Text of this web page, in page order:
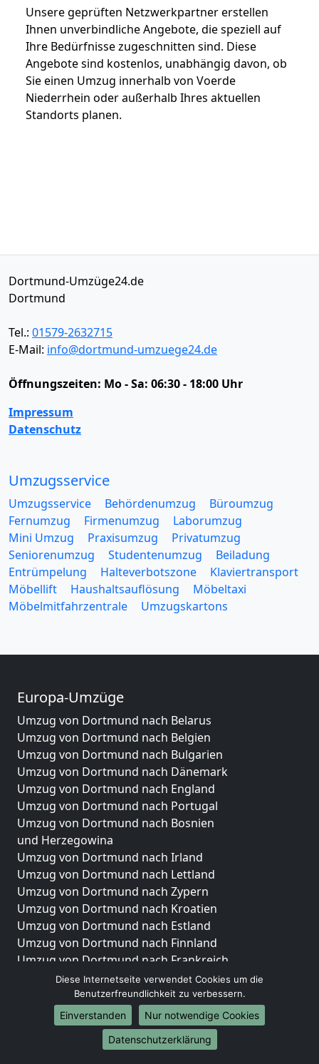
Unsere geprüften Netzwerkpartner erstellen
Ihnen unverbindliche Angebote, die speziell auf
Ihre Bedürfnisse zugeschnitten sind. Diese
Angebote sind kostenlos, unabhängig davon, ob
Sie einen Umzug innerhalb von Voerde
Niederrhein oder außerhalb Ihres aktuellen
Standorts planen.
Dortmund-Umzüge24.de
Dortmund
Tel.: 01579-2632715
E-Mail: info@dortmund-umzuege24.de
Öffnungszeiten: Mo - Sa: 06:30 - 18:00 Uhr
Impressum
Datenschutz
Umzugsservice
Umzugsservice Behördenumzug
Büroumzug
Fernumzug
Firmenumzug
Laborumzug
Mini Umzug
Praxisumzug
Privatumzug
Seniorenumzug
Studentenumzug
Beiladung
Entrümpelung
Halteverbotszone
Klaviertransport
Möbellift
Haushaltsauflösung
Möbeltaxi
Möbelmitfahrzentrale
Umzugskartons
Europa-Umzüge
Umzug von Dortmund nach Belarus
Umzug von Dortmund nach Belgien
Umzug von Dortmund nach Bulgarien
Umzug von Dortmund nach Dänemark
Umzug von Dortmund nach England
Umzug von Dortmund nach Portugal
Umzug von Dortmund nach Bosnien
und Herzegowina
Umzug von Dortmund nach Irland
Umzug von Dortmund nach Lettland
Umzug von Dortmund nach Zypern
Umzug von Dortmund nach Kroatien
Umzug von Dortmund nach Estland
Umzug von Dortmund nach Finnland
Umzug von Dortmund nach Frankreich
Umzug von Dortmund nach Griechenland
Umzug von Dortmund nach Italien
Umzug von Dortmund nach Liechtenstein
Umzug von Dortmund nach Luxemburg
Umzug von Dortmund nach Niederlande
Diese Internetseite verwendet Cookies um die
Benutzerfreundlichkeit zu verbessern.
Einverstanden
Nur notwendige Cookies
Datenschutzerklärung